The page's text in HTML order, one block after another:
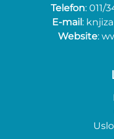
Telefon: 011/
E-mail:
Website: